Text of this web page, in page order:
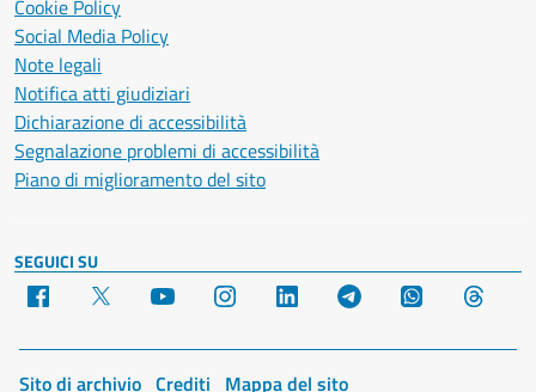
Cookie Policy
Social Media Policy
Note legali
Notifica atti giudiziari
Dichiarazione di accessibilità
Segnalazione problemi di accessibilità
Piano di miglioramento del sito
SEGUICI SU
Facebook YouTube Instagram LinkedIn Telegram WhatsApp
Sito di archivio Crediti Mappa del sito